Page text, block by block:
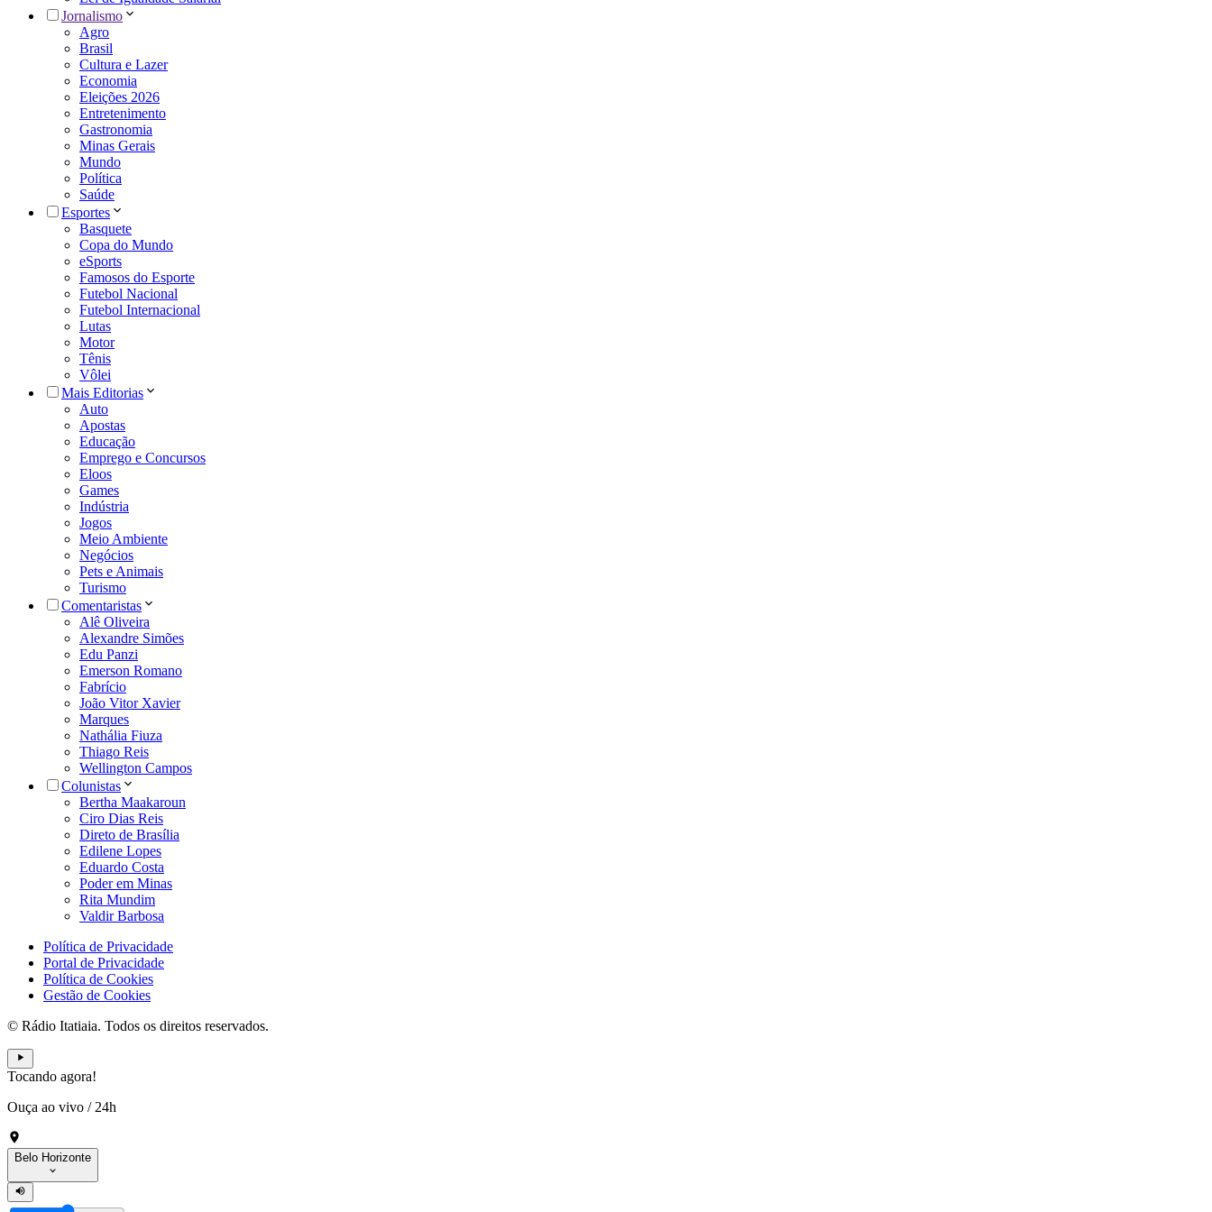
Jornalismo
Agro
Brasil
Cultura e Lazer
Economia
Eleições 2026
Entretenimento
Gastronomia
Minas Gerais
Mundo
Política
Saúde
Esportes
Basquete
Copa do Mundo
eSports
Famosos do Esporte
Futebol Nacional
Futebol Internacional
Lutas
Motor
Tênis
Vôlei
Mais Editorias
Auto
Apostas
Educação
Emprego e Concursos
Eloos
Games
Indústria
Jogos
Meio Ambiente
Negócios
Pets e Animais
Turismo
Comentaristas
Alê Oliveira
Alexandre Simões
Edu Panzi
Emerson Romano
Fabrício
João Vitor Xavier
Marques
Nathália Fiuza
Thiago Reis
Wellington Campos
Colunistas
Bertha Maakaroun
Ciro Dias Reis
Direto de Brasília
Edilene Lopes
Eduardo Costa
Poder em Minas
Rita Mundim
Valdir Barbosa
Política de Privacidade
Portal de Privacidade
Política de Cookies
Gestão de Cookies
© Rádio Itatiaia. Todos os direitos reservados.
Tocando agora!
Ouça ao vivo / 24h
Belo Horizonte